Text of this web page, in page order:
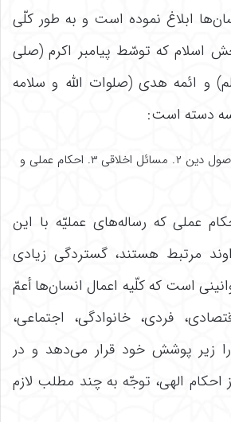
ابلاغ نموده است و به طور کلّی
اسلام که توسّط پیامبر اکرم (صلی
و ائمه هدی (صلوات الله و سلامه
سه دسته است:
معارف اعتقادی و اصول دین ۲. مسائل اخلاقی ۳. احکام عملی و
عملی که رساله‌‌های عملیّه با این
مرتبط هستند، گستردگی زیادی
است که کلّیه اعمال انسان‌‌ها أعمّ
فردی، خانوادگی، اجتماعی،
زیر پوشش خود قرار می‌دهد و در
احکام الهی، توجّه به چند مطلب لازم